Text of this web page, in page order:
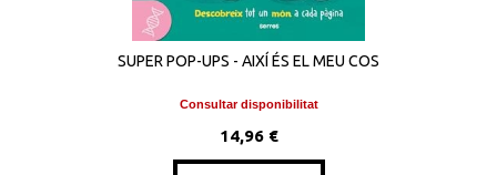
SUPER POP-UPS - AIXÍ ÉS EL MEU COS
Consultar disponibilitat
14,96 €